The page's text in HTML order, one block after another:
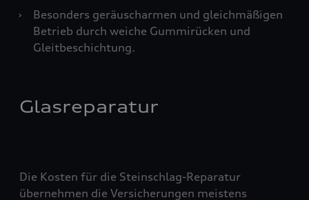
›
Besonders geräuscharmen und gleichmäßigen
Betrieb durch weiche Gummirücken und
Gleitbeschichtung.
Glasreparatur
Die Kosten für die Steinschlag-Reparatur
übernehmen die Versicherungen meistens